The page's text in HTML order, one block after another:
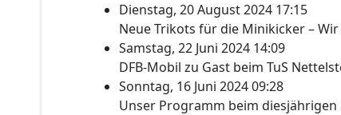
Dienstag, 20 August 2024 17:15
Neue Trikots für die Minikicker – Wir
Samstag, 22 Juni 2024 14:09
DFB-Mobil zu Gast beim TuS
Sonntag, 16 Juni 2024 09:28
Unser Programm beim